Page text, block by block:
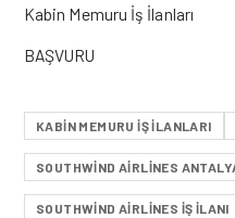
Kabin Memuru İş İlanları
BAŞVURU
KABIN MEMURU IŞ ILANLARI
SOUTHWIND AIRLINES
SOUTHWIND AIRLINES IŞ ILANI